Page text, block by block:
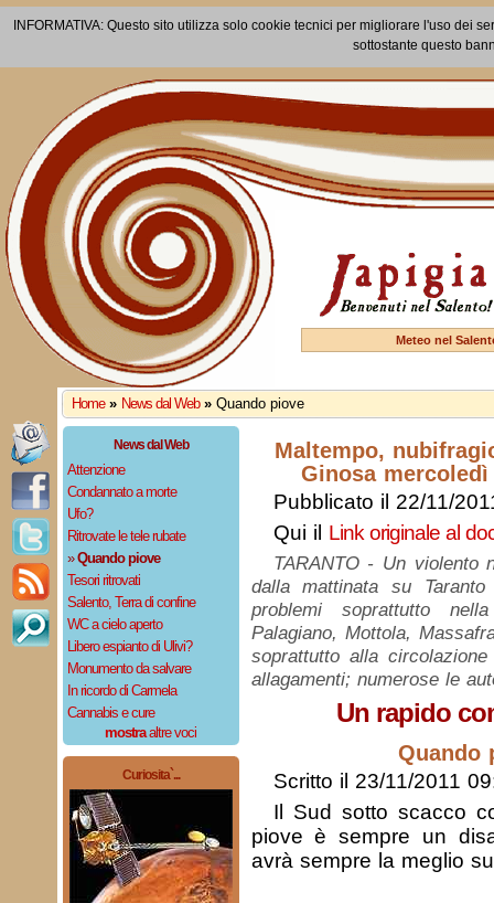
INFORMATIVA: Questo sito utilizza solo cookie tecnici per migliorare l'uso dei
sottostante questo
Meteo nel
Home » News dal Web » Quando piove
News dal Web
Attenzione
Condannato a morte
Ufo?
Ritrovate le tele rubate
»Quando piove
Tesori ritrovati
Salento, Terra di confine
WC a cielo aperto
Libero espianto di Ulivi?
Monumento da salvare
In ricordo di Carmela
Cannabis e cure
mostraaltre voci
Curiosita`...
Maltempo,
Ginosa
Pubblicato il 22/11/
Qui il Link originale al
TARANTO - Un violento
dalla mattinata su
problemi soprattutto
Palagiano, Mottola,
soprattutto alla
allagamenti; numerose le
Un rapido
Quando
Scritto il 23/11/2011
Il Sud sotto scacco
piove è sempre un
avrà sempre la meglio